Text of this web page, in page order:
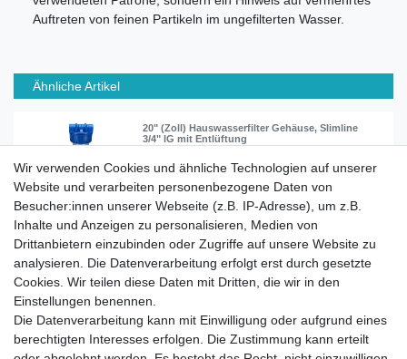
Auftreten von feinen Partikeln im ungefilterten Wasser.
Ähnliche Artikel
20" (Zoll) Hauswasserfilter Gehäuse, Slimline
3/4" IG mit Entlüftung
54,90 € *
In den Warenkorb
*inkl. ges. MwSt.zzgl. Versandkosten
Impressum Daten­schutz­erklärung AGB
Wir verwenden Cookies und ähnliche Technologien auf unserer
Website und verarbeiten personenbezogene Daten von
Besucher:innen unserer Webseite (z.B. IP-Adresse), um z.B.
Inhalte und Anzeigen zu personalisieren, Medien von
Drittanbietern einzubinden oder Zugriffe auf unsere Website zu
analysieren. Die Datenverarbeitung erfolgt erst durch gesetzte
Cookies. Wir teilen diese Daten mit Dritten, die wir in den
Einstellungen benennen.
Die Datenverarbeitung kann mit Einwilligung oder aufgrund eines
berechtigten Interesses erfolgen. Die Zustimmung kann erteilt